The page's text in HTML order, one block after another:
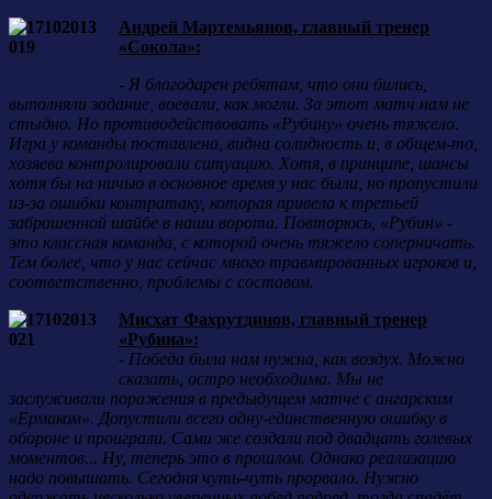
Андрей Мартемьянов, главный тренер
«Сокола»:
- Я благодарен ребятам, что они бились,
выполняли задание, воевали, как могли. За этот матч нам не
стыдно. Но противодействовать «Рубину» очень тяжело.
Игра у команды поставлена, видна солидность и, в общем-то,
хозяева контролировали ситуацию. Хотя, в принципе, шансы
хотя бы на ничью в основное время у нас были, но пропустили
из-за ошибки контратаку, которая привела к третьей
заброшенной шайбе в наши ворота. Повторюсь, «Рубин» -
это классная команда, с которой очень тяжело соперничать.
Тем более, что у нас сейчас много травмированных игроков и,
соответственно, проблемы с составом.
Мисхат Фахрутдинов, главный тренер
«Рубина»:
- Победа была нам нужна, как воздух. Можно
сказать, остро необходима. Мы не
заслуживали поражения в предыдущем матче с ангарским
«Ермаком». Допустили всего одну-единственную ошибку в
обороне и проиграли. Сами же создали под двадцать голевых
моментов... Ну, теперь это в прошлом. Однако реализацию
надо повышать. Сегодня чуть-чуть прорвало. Нужно